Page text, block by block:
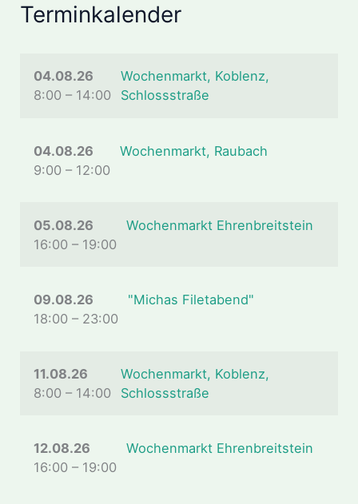
Terminkalender
04.08.26
8:00 – 14:00
Wochenmarkt, Koblenz,
Schlossstraße
04.08.26
9:00 – 12:00
Wochenmarkt, Raubach
05.08.26
16:00 – 19:00
Wochenmarkt Ehrenbreitstein
09.08.26
18:00 – 23:00
"Michas Filetabend"
11.08.26
8:00 – 14:00
Wochenmarkt, Koblenz,
Schlossstraße
12.08.26
16:00 – 19:00
Wochenmarkt Ehrenbreitstein